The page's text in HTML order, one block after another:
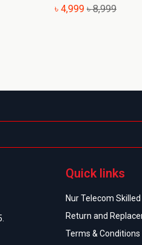
৳ 4,999 ৳ 8,999
Quick links
Nur Telecom
Return and
Terms & Conditions